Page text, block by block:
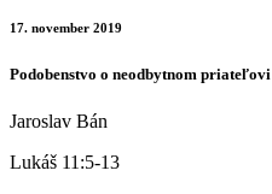
17. november 2019
Podobenstvo o neodbytnom priateľovi
Jaroslav Bán
Lukáš 11:5-13